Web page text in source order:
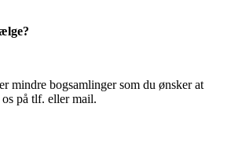
mindre bogsamlinger som du ønsker at
på tlf. eller mail.